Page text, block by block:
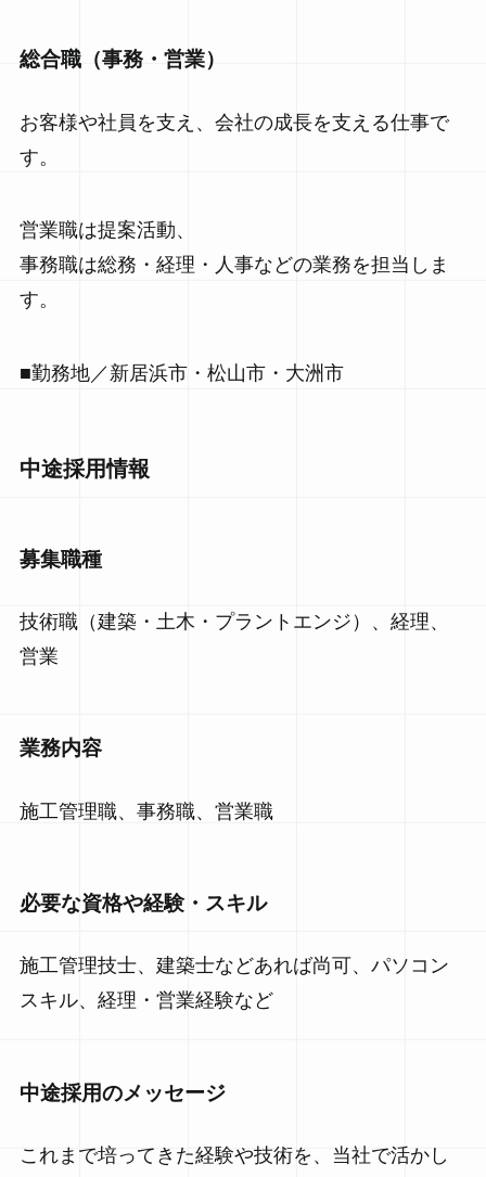
総合職（事務・営業）
お客様や社員を支え、会社の成長を支える仕事で
す。
営業職は提案活動、
事務職は総務・経理・人事などの業務を担当しま
す。
■勤務地／新居浜市・松山市・大洲市
中途採用情報
募集職種
技術職（建築・土木・プラントエンジ）、経理、
営業
業務内容
施工管理職、事務職、営業職
必要な資格や経験・スキル
施工管理技士、建築士などあれば尚可、パソコン
スキル、経理・営業経験など
中途採用のメッセージ
これまで培ってきた経験や技術を、当社で活かし